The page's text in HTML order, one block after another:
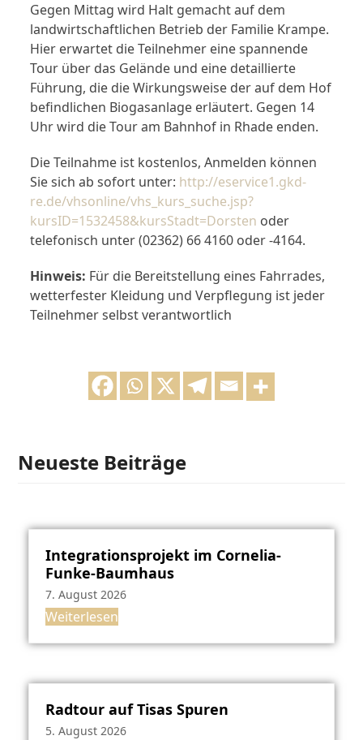
Gegen Mittag wird Halt gemacht auf dem
landwirtschaftlichen Betrieb der Familie Krampe.
Hier erwartet die Teilnehmer eine spannende
Tour über das Gelände und eine detaillierte
Führung, die die Wirkungsweise der auf dem Hof
befindlichen Biogasanlage erläutert. Gegen 14
Uhr wird die Tour am Bahnhof in Rhade enden.
Die Teilnahme ist kostenlos, Anmelden können
Sie sich ab sofort unter: http://eservice1.gkd-
re.de/vhsonline/vhs_kurs_suche.jsp?
kursID=1532458&kursStadt=Dorsten oder
telefonisch unter (02362) 66 4160 oder -4164.
Hinweis: Für die Bereitstellung eines Fahrrades,
wetterfester Kleidung und Verpflegung ist jeder
Teilnehmer selbst verantwortlich
Neueste Beiträge
Integrationsprojekt im Cornelia-
Funke-Baumhaus
7. August 2026
Weiterlesen
Radtour auf Tisas Spuren
5. August 2026